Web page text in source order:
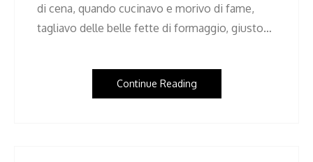
di cena, quando cucinavo e morivo di fame,
tagliavo delle belle fette di formaggio, giusto…
Continue Reading